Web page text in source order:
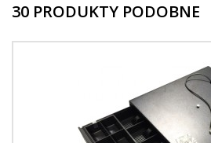
30 PRODUKTY PODOBNE